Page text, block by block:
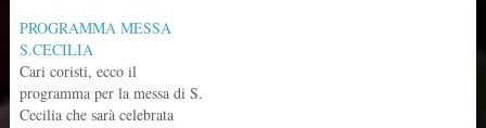
dell'ufficio per la musica sacra
della diocesi di Cremona.
Proveremo i canti per le due
messe…
PROGRAMMA MESSA
S.CECILIA
Cari coristi, ecco il
programma per la messa di S.
Cecilia che sarà celebrata